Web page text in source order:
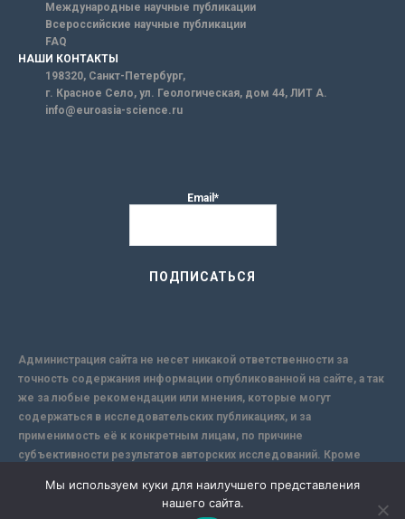
Международные научные публикации
Всероссийские научные публикации
FAQ
НАШИ КОНТАКТЫ
198320, Санкт-Петербург,
г. Красное Село, ул. Геологическая, дом 44, ЛИТ А.
info@euroasia-science.ru
Email*
Администрация сайта не несет никакой ответственности за
точность содержания информации опубликованной на сайте, а так
же за любые рекомендации или мнения, которые могут
содержаться в исследовательских публикациях, и за
применимость её к конкретным лицам, по причине
субъективности результатов авторских исследований. Кроме
надежной защиты информации, Сайт не несет ответственности за
Мы используем куки для наилучшего представления
нашего сайта.